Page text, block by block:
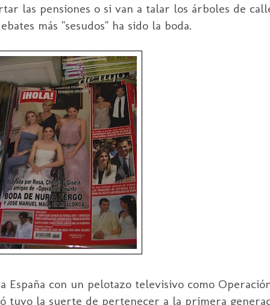
las pensiones o si van a talar los árboles de
más "sesudos" ha sido la boda.
España con un pelotazo televisivo como
la suerte de pertenecer a la primera